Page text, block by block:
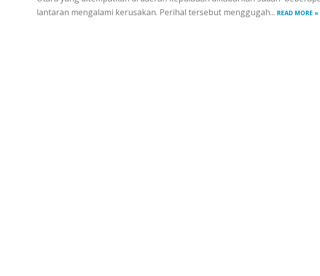
lantaran mengalami kerusakan. Perihal tersebut menggugah... READ MORE »